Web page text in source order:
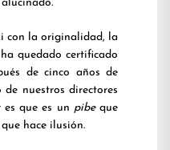
con la originalidad, la
quedado certificado
de cinco años de
nuestros directores
que es un pibeque
hace ilusión.